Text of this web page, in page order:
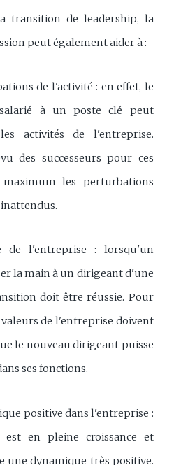
transition de leadership, la
peut également aider à :
de l'activité : en effet, le
à un poste clé peut
activités de l'entreprise.
des successeurs pour ces
les perturbations
inattendus.
l'entreprise : lorsqu'un
la main à un dirigeant d'une
doit être réussie. Pour
de l'entreprise doivent
le nouveau dirigeant puisse
ses fonctions.
positive dans l'entreprise :
en pleine croissance et
une dynamique très positive.